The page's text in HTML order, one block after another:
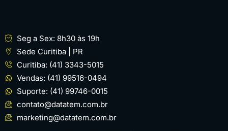
Seg a Sex: 8h30 às 19h
Sede Curitiba | PR
Curitiba: (41) 3343-5015
Vendas: (41) 99516-0494
Suporte: (41) 99746-0015
contato@datatem.com.br
marketing@datatem.com.br